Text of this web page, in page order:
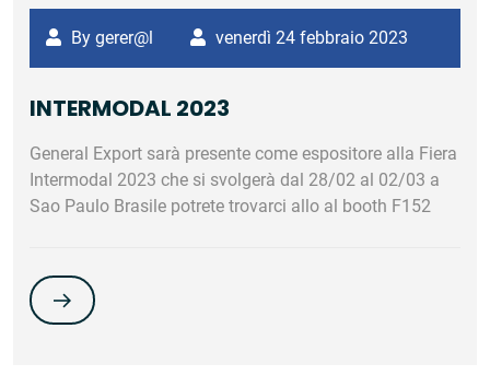
By gerer@l venerdì 24 febbraio 2023
INTERMODAL 2023
General Export sarà presente come espositore alla Fiera
Intermodal 2023 che si svolgerà dal 28/02 al 02/03 a
Sao Paulo Brasile potrete trovarci allo al booth F152